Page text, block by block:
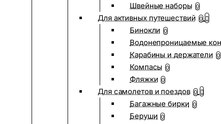
Швейные наборы 0
Для активных путешествий 0
Бинокли 0
Водонепроницаемые
Карабины и держатели 0
Компасы 0
Фляжки 0
Для самолетов и поездов 0
Багажные бирки 0
Беруши 0